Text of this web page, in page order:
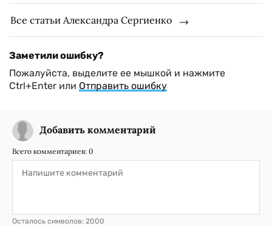
Все статьи Александра Сергиенко
Заметили ошибку?
Пожалуйста, выделите ее мышкой и нажмите
Ctrl+Enter или Отправить ошибку
Добавить комментарий
Всего комментариев: 0
Осталось символов: 2000